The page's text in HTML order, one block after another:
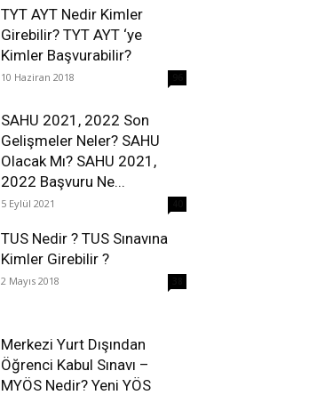
TYT AYT Nedir Kimler
Girebilir? TYT AYT ‘ye
Kimler Başvurabilir?
10 Haziran 2018
SAHU 2021, 2022 Son
Gelişmeler Neler? SAHU
Olacak Mı? SAHU 2021,
2022 Başvuru Ne...
5 Eylül 2021
TUS Nedir ? TUS Sınavına
Kimler Girebilir ?
2 Mayıs 2018
Merkezi Yurt Dışından
Öğrenci Kabul Sınavı –
MYÖS Nedir? Yeni YÖS